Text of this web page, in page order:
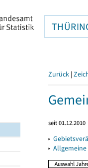
Zurück |
seit 01.12.2010
▸
▸